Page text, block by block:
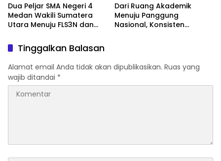
Dua Peljar SMA Negeri 4
Medan Wakili Sumatera
Utara Menuju FLS3N dan
Dari Ruang Akademik
Menuju Panggung
Nasional, Konsisten
Tinggalkan Balasan
Alamat email Anda tidak akan dipublikasikan. Ruas yang
wajib ditandai *